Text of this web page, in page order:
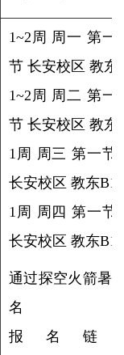
1~2周 周一 第一
节 长安校区 教东
1~2周 周二 第一
节 长安校区 教东
1周 周三 第一节
长安校区 教东B1-
1周 周四 第一节
长安校区 教东B1-
通过探空火箭暑
名
报名链